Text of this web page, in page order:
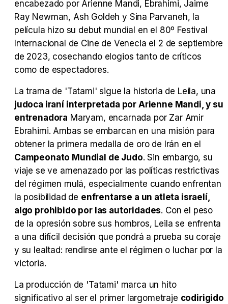
Tráiler en español 'Outcome' (2026)
encabezado por Arienne Mandi, Ebrahimi, Jaime
Ray Newman, Ash Goldeh y Sina Parvaneh, la
película hizo su debut mundial en el 80º Festival
Internacional de Cine de Venecia el 2 de septiembre
de 2023, cosechando elogios tanto de críticos
como de espectadores.
La trama de 'Tatami' sigue la historia de Leila, una
judoca iraní interpretada por Arienne Mandi, y su
entrenadora Maryam, encarnada por Zar Amir
Ebrahimi. Ambas se embarcan en una misión para
obtener la primera medalla de oro de Irán en el
Campeonato Mundial de Judo. Sin embargo, su
viaje se ve amenazado por las políticas restrictivas
del régimen mulá, especialmente cuando enfrentan
la posibilidad de enfrentarse a un atleta israelí,
algo prohibido por las autoridades. Con el peso
de la opresión sobre sus hombros, Leila se enfrenta
a una difícil decisión que pondrá a prueba su coraje
y su lealtad: rendirse ante el régimen o luchar por la
victoria.
La producción de 'Tatami' marca un hito
significativo al ser el primer largometraje codirigido